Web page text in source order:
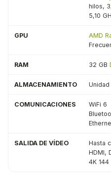
hilos,
5,10
GPU AMD
RAM 32 GB
ALMACENAMIENTO
COMUNICACIONES
WiFi 6
SALIDA DE VÍDEO
Hasta
HDMI,
4K 144